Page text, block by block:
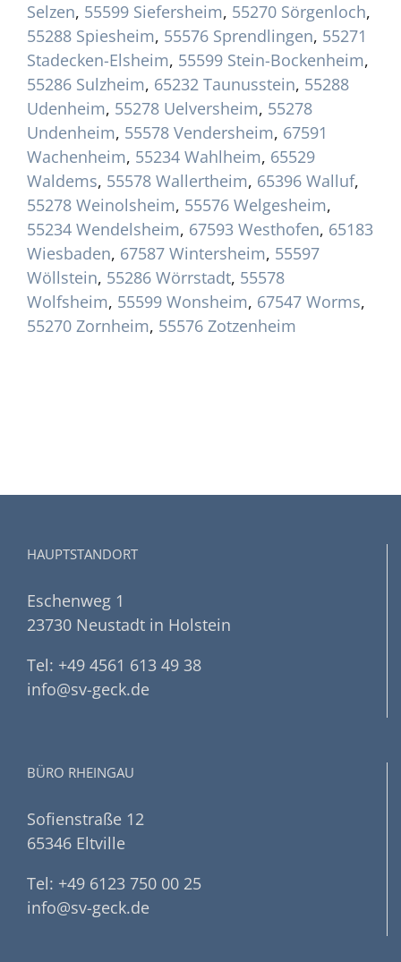
Selzen, 55599 Siefersheim, 55270 Sörgenloch,
55288 Spiesheim, 55576 Sprendlingen, 55271
Stadecken-Elsheim, 55599 Stein-Bockenheim,
55286 Sulzheim, 65232 Taunusstein, 55288
Udenheim, 55278 Uelversheim, 55278
Undenheim, 55578 Vendersheim, 67591
Wachenheim, 55234 Wahlheim, 65529
Waldems, 55578 Wallertheim, 65396 Walluf,
55278 Weinolsheim, 55576 Welgesheim,
55234 Wendelsheim, 67593 Westhofen, 65183
Wiesbaden, 67587 Wintersheim, 55597
Wöllstein, 55286 Wörrstadt, 55578
Wolfsheim, 55599 Wonsheim, 67547 Worms,
55270 Zornheim, 55576 Zotzenheim
HAUPTSTANDORT
Eschenweg 1
23730 Neustadt in Holstein
Tel: +49 4561 613 49 38
info@sv-geck.de
BÜRO RHEINGAU
Sofienstraße 12
65346 Eltville
Tel: +49 6123 750 00 25
info@sv-geck.de